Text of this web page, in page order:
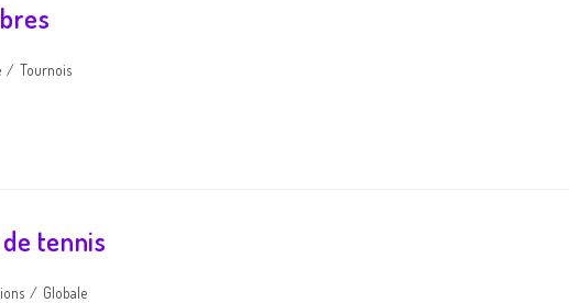
/ Tournois
tennis
/ Globale